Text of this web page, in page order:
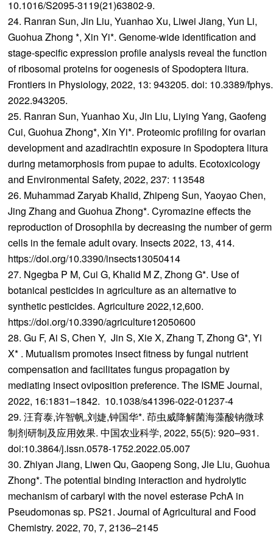
10.1016/S2095-3119(21)63802-9.
24. Ranran Sun, Jin Liu, Yuanhao Xu, Liwei Jiang, Yun Li,
Guohua Zhong *, Xin Yi*. Genome-wide identification and
stage-specific expression profile analysis reveal the function
of ribosomal proteins for oogenesis of Spodoptera litura.
Frontiers in Physiology, 2022, 13: 943205. doi: 10.3389/fphys.
2022.943205.
25. Ranran Sun, Yuanhao Xu, Jin Liu, Liying Yang, Gaofeng
Cui, Guohua Zhong*, Xin Yi*. Proteomic profiling for ovarian
development and azadirachtin exposure in Spodoptera litura
during metamorphosis from pupae to adults. Ecotoxicology
and Environmental Safety, 2022, 237: 113548
26. Muhammad Zaryab Khalid, Zhipeng Sun, Yaoyao Chen,
Jing Zhang and Guohua Zhong*. Cyromazine effects the
reproduction of Drosophila by decreasing the number of germ
cells in the female adult ovary. Insects 2022, 13, 414.
https://doi.org/10.3390/insects13050414
27. Ngegba P M, Cui G, Khalid M Z, Zhong G*. Use of
botanical pesticides in agriculture as an alternative to
synthetic pesticides. Agriculture 2022,12,600.
https://doi.org/10.3390/agriculture12050600
28. Gu F, Ai S, Chen Y, Jin S, Xie X, Zhang T, Zhong G*, Yi
X* . Mutualism promotes insect fitness by fungal nutrient
compensation and facilitates fungus propagation by
mediating insect oviposition preference. The ISME Journal,
2022, 16:1831–1842. 10.1038/s41396-022-01237-4
29. 汪育泰,许智帆,刘婕,钟国华*. 茚虫威降解菌海藻酸钠微球
制剂研制及应用效果. 中国农业科学, 2022, 55(5): 920–931.
doi:10.3864/j.issn.0578-1752.2022.05.007
30. Zhiyan Jiang, Liwen Qu, Gaopeng Song, Jie Liu, Guohua
Zhong*. The potential binding interaction and hydrolytic
mechanism of carbaryl with the novel esterase PchA in
Pseudomonas sp. PS21. Journal of Agricultural and Food
Chemistry. 2022, 70, 7, 2136–2145